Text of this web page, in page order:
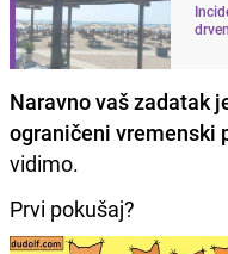
Naravno vaš zadatak
ograničeni vremenski
vidimo.
Prvi pokušaj?